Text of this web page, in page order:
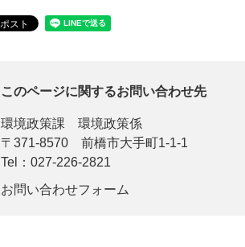
このページに関するお問い合わせ先
環境政策課
環境政策係
〒371-8570
前橋市大手町1-1-1
Tel：027-226-2821
お問い合わせフォーム